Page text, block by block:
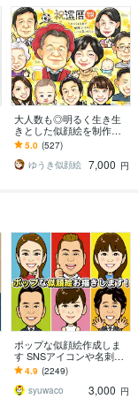
大人数も◎明るく生き生
きとした似顔絵を制作し
ます ✦送料込み✦長寿祝
い、記念日、プレゼン
ト、ご自宅用に♪
5.0 (527)
ゆうき似顔絵 7,000 円
ポップな似顔絵作成しま
す SNSアイコンや名刺、
プレゼント用にポップな
似顔絵作成します
4.9 (2249)
syuwaco
3,000 円